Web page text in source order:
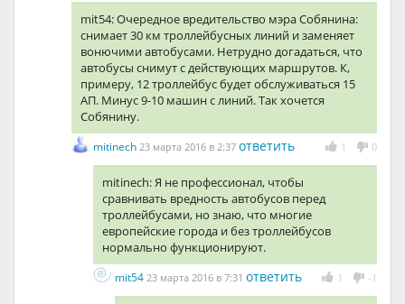
mit54: Очередное вредительство мэра Собянина:
снимает 30 км троллейбусных линий и заменяет
вонючими автобусами. Нетрудно догадаться, что
автобусы снимут с действующих маршрутов. К,
примеру, 12 троллейбус будет обслуживаться 15
АП. Минус 9-10 машин с линий. Так хочется
Собянину.
1 0
mitinech 23 марта 2016 в 2:37 ответить
mitinech: Я не профессионал, чтобы
сравнивать вредность автобусов перед
троллейбусами, но знаю, что многие
европейские города и без троллейбусов
нормально функционируют.
1 -1
mit54 23 марта 2016 в 7:31 ответить